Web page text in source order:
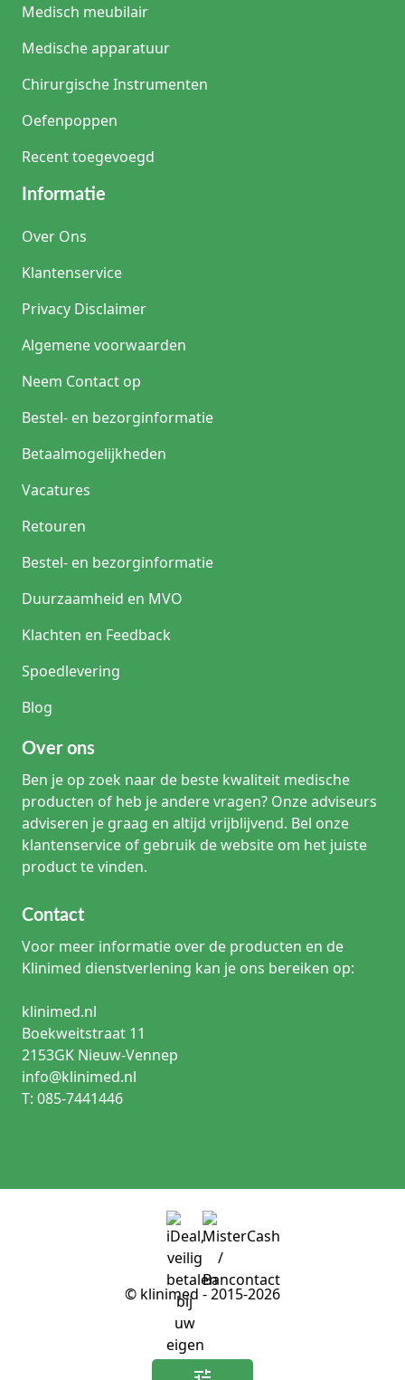
Medisch meubilair
Medische apparatuur
Chirurgische Instrumenten
Oefenpoppen
Recent toegevoegd
Informatie
Over Ons
Klantenservice
Privacy Disclaimer
Algemene voorwaarden
Neem Contact op
Bestel- en bezorginformatie
Betaalmogelijkheden
Vacatures
Retouren
Bestel- en bezorginformatie
Duurzaamheid en MVO
Klachten en Feedback
Spoedlevering
Blog
Over ons
Ben je op zoek naar de beste kwaliteit medische
producten of heb je andere vragen? Onze adviseurs
adviseren je graag en altijd vrijblijvend. Bel onze
klantenservice of gebruik de website om het juiste
product te vinden.
Contact
Voor meer informatie over de producten en de
Klinimed dienstverlening kan je ons bereiken op:
klinimed.nl
Boekweitstraat 11
2153GK Nieuw-Vennep
info@klinimed.nl
T: 085-7441446
© klinimed - 2015-2026